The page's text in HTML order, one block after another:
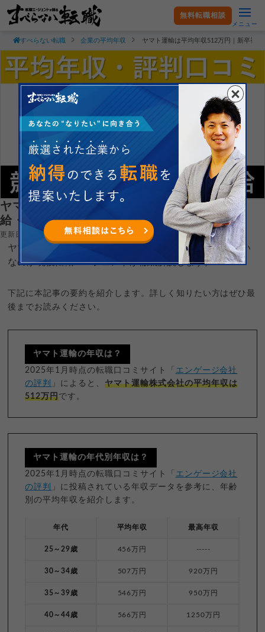
無料転職相談
メニュー
すべらない転職 企業の平均年収 ヤマト運輸は平均年収512万円｜新卒初
ヤマト運輸は平均年収512万円｜新卒初任
給・賞与ボーナスや残業時間も紹介！
更新日：2025.01.26
ヤマト運輸株式会社の平均年収や新卒初任給がどれくらい
なのか現役転職エージェントが徹底解説します。
下記に本記事の要約を紹介します。詳しく知りたい方はぜひ最
後までお読みください。
ヤマト運輸の年収は？
2025年1月時点の転職口コミサイト「 エンゲージ会社
の評判
」によると、ヤマト運輸株式会社の平均年収は
512万円です。
ヤマト運輸の年代別年収は？
2025年1月時点の転職口コミサイト「 エンゲージ会社
の評判
」に投稿されている年収データを参考に、年齢
別の平均年収を紹介します。
年代 平均年収 最高年収
25～29歳 456万円 -----
30～34歳 507万円 920万円
35～39歳 546万円 950万円
40～44歳 566万円 1250万円